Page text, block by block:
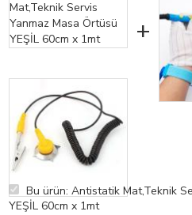
+
Bu ürün: Antistatik Mat,Teknik
YEŞİL 60cm x 1mt